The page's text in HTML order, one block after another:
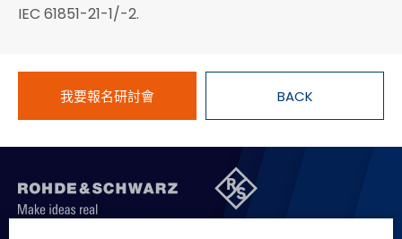
IEC 61851-21-1/-2.
我要報名研討會 BACK